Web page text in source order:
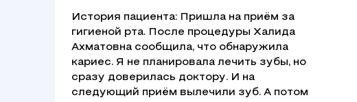
История пациента: Пришла на приём за
гигиеной рта. После процедуры Халида
Ахматовна сообщила, что обнаружила
кариес​. Я не планировала лечить зубы, но
сразу доверилась доктору. И на
следующий приём вылечили зуб. А потом